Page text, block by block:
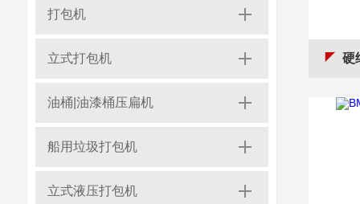
打包机
立式打包机
油桶|油漆桶压扁机
船用垃圾打包机
立式液压打包机
硬